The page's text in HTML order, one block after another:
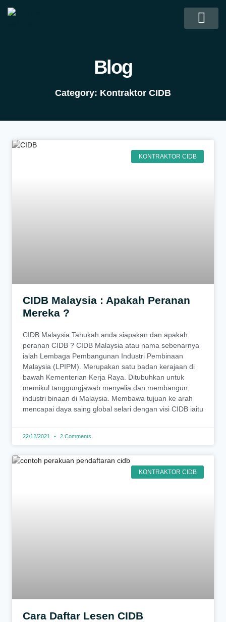
Blog
Category: Kontraktor CIDB
KONTRAKTOR CIDB
CIDB Malaysia : Apakah Peranan
Mereka ?
CIDB Malaysia Tahukah anda siapakan dan apakah
peranan CIDB ? CIDB Malaysia atau nama sebenarnya
ialah Lembaga Pembangunan Industri Pembinaan
Malaysia (LPIPM). Merupakan satu badan kerajaan di
bawah Kementerian Kerja Raya. Ditubuhkan untuk
memikul tanggungjawab menyelia dan membangun
industri binaan di Malaysia. Membawa tujuan ke arah
mencapai daya saing global selari dengan visi CIDB iaitu
22/12/2021 2 Comments
KONTRAKTOR CIDB
Cara Daftar Lesen CIDB